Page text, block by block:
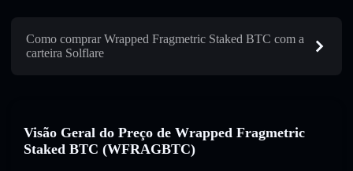
Como comprar Wrapped Fragmetric Staked BTC com a
carteira Solflare
Visão Geral do Preço de Wrapped Fragmetric
Staked BTC (WFRAGBTC)